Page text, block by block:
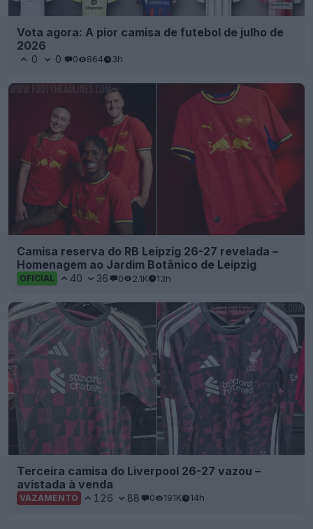
Vota agora: A pior camisa de futebol de julho de
2026
0 0 0 864 3h
Camisa reserva do RB Leipzig 26-27 revelada –
Homenagem ao Jardim Botânico de Leipzig
OFICIAL 40 36 0 2.1K 13h
Terceira camisa do Liverpool 26-27 vazou –
avistada à venda
VAZAMENTO 126 88 0 191K 14h